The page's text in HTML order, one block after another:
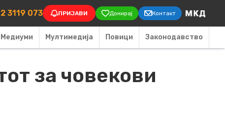
3119 073 ПРИЈАВИ Донирај Контакт
Медиуми Мултимедија Повици Законодавство
за човекови